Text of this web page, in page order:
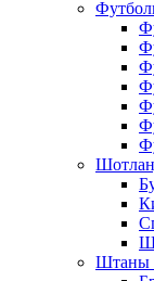
Штаны